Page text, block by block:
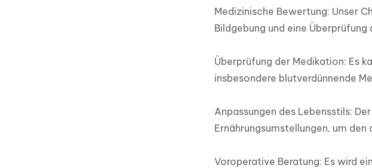
Medizinische Bewertung: Unser
Bildgebung und eine
Überprüfung der Medikation: Es
insbesondere blutverdünnende
Anpassungen des Lebensstils:
Ernährungsumstellungen, um
Voroperative Beratung: Es wird